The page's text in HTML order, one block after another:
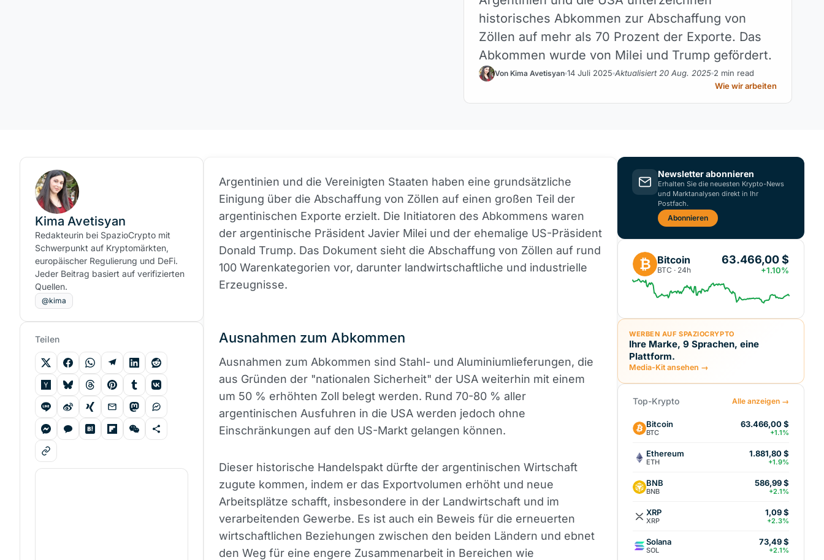
historisches Abkommen zur Abschaffung von
Zöllen auf mehr als 70 Prozent der Exporte. Das
Abkommen wurde von Milei und Trump gefördert.
Von Kima Avetisyan 14 Juli 2025 Aktualisiert 20 Aug. 2025 2 min read
Wie wir arbeiten
Argentinien und die Vereinigten Staaten haben eine grundsätzliche
Einigung über die Abschaffung von Zöllen auf einen großen Teil der
argentinischen Exporte erzielt. Die Initiatoren des Abkommens waren
der argentinische Präsident Javier Milei und der ehemalige US-Präsident
Donald Trump. Das Dokument sieht die Abschaffung von Zöllen auf rund
100 Warenkategorien vor, darunter landwirtschaftliche und industrielle
Erzeugnisse.
Ausnahmen zum Abkommen
Ausnahmen zum Abkommen sind Stahl- und Aluminiumlieferungen, die
aus Gründen der "nationalen Sicherheit" der USA weiterhin mit einem
um 50 % erhöhten Zoll belegt werden. Rund 70-80 % aller
argentinischen Ausfuhren in die USA werden jedoch ohne
Einschränkungen auf den US-Markt gelangen können.
Dieser historische Handelspakt dürfte der argentinischen Wirtschaft
zugute kommen, indem er das Exportvolumen erhöht und neue
Arbeitsplätze schafft, insbesondere in der Landwirtschaft und im
verarbeitenden Gewerbe. Es ist auch ein Beweis für die erneuerten
wirtschaftlichen Beziehungen zwischen den beiden Ländern und ebnet
den Weg für eine engere Zusammenarbeit in Bereichen wie
Kima Avetisyan
Redakteurin bei SpazioCrypto mit
Schwerpunkt auf Kryptomärkten,
europäischer Regulierung und DeFi.
Jeder Beitrag basiert auf verifizierten
Quellen.
@kima
Teilen
Newsletter abonnieren
Erhalten Sie die neuesten Krypto-News
und Marktanalysen direkt in Ihr
Postfach.
Abonnieren
₿ Bitcoin
BTC · 24h
63.466,00 $
+1.10%
WERBEN AUF SPAZIOCRYPTO
Ihre Marke, 9 Sprachen, eine
Plattform.
Media-Kit ansehen →
Top-Krypto Alle anzeigen →
Bitcoin
BTC
63.466,00 $
+1.1%
Ethereum
ETH
1.881,80 $
+1.9%
BNB
BNB
586,99 $
+2.1%
XRP
XRP
1,09 $
+2.3%
Solana
SOL
73,49 $
+2.1%